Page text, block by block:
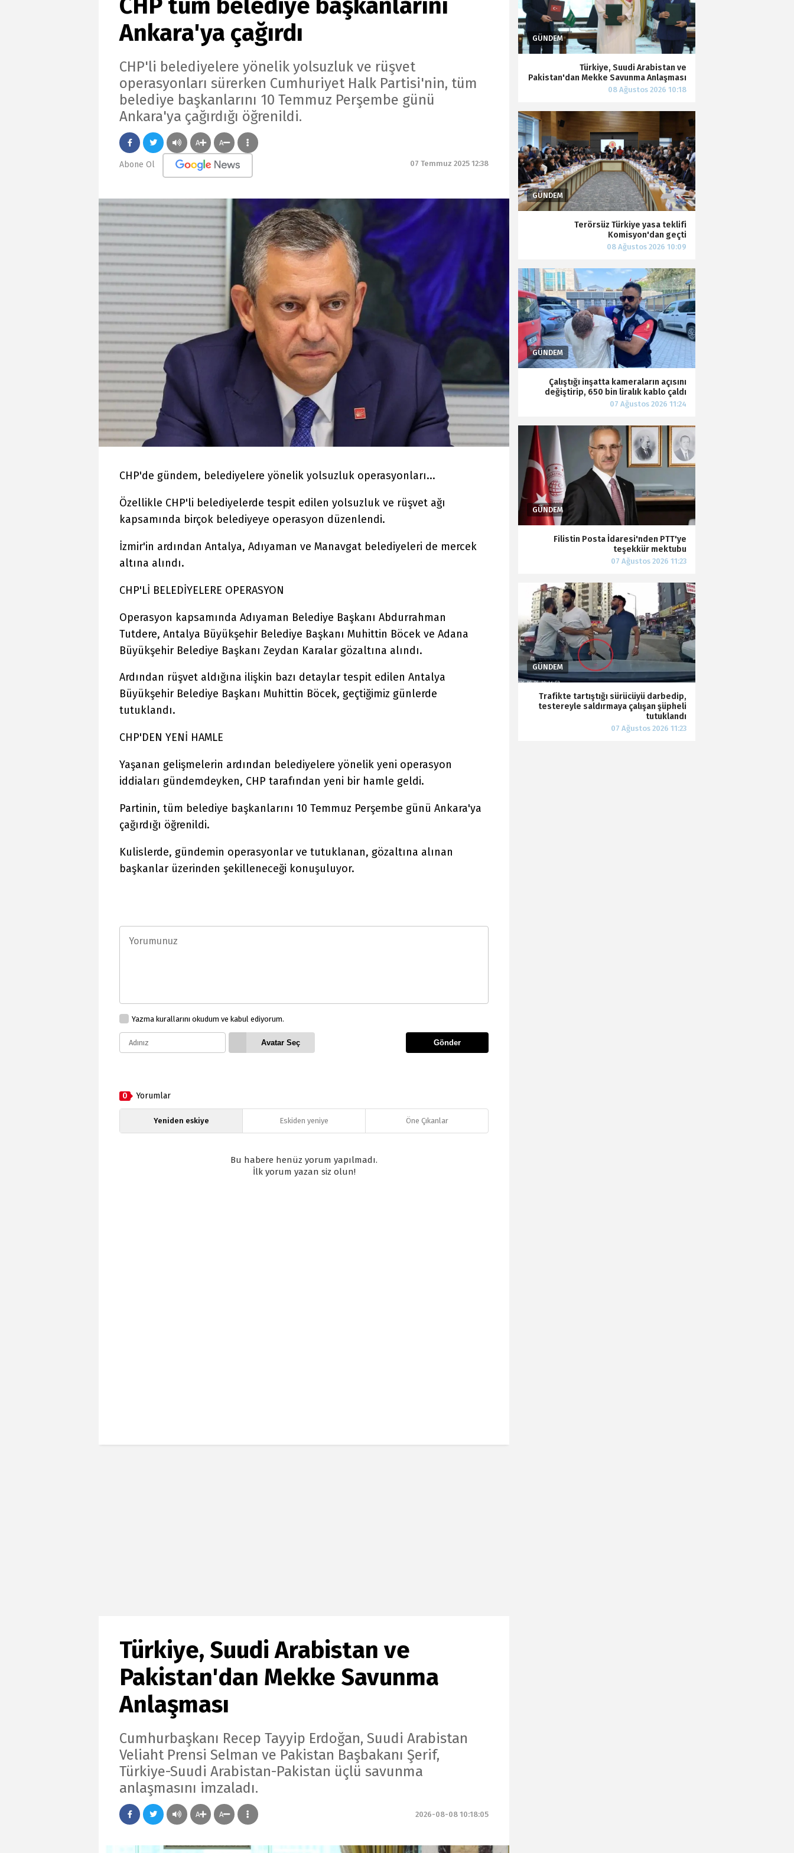
CHP tüm belediye başkanlarını
Ankara'ya çağırdı
CHP'li belediyelere yönelik yolsuzluk ve rüşvet
operasyonları sürerken Cumhuriyet Halk Partisi'nin, tüm
belediye başkanlarını 10 Temmuz Perşembe günü
Ankara'ya çağırdığı öğrenildi.
A A
Abone Ol 07 Temmuz 2025 12:38
CHP'de gündem, belediyelere yönelik yolsuzluk operasyonları...
Özellikle CHP'li belediyelerde tespit edilen yolsuzluk ve rüşvet ağı
kapsamında birçok belediyeye operasyon düzenlendi.
İzmir'in ardından Antalya, Adıyaman ve Manavgat belediyeleri de mercek
altına alındı.
CHP'Lİ BELEDİYELERE OPERASYON
Operasyon kapsamında Adıyaman Belediye Başkanı Abdurrahman
Tutdere, Antalya Büyükşehir Belediye Başkanı Muhittin Böcek ve Adana
Büyükşehir Belediye Başkanı Zeydan Karalar gözaltına alındı.
Ardından rüşvet aldığına ilişkin bazı detaylar tespit edilen Antalya
Büyükşehir Belediye Başkanı Muhittin Böcek, geçtiğimiz günlerde
tutuklandı.
CHP'DEN YENİ HAMLE
Yaşanan gelişmelerin ardından belediyelere yönelik yeni operasyon
iddiaları gündemdeyken, CHP tarafından yeni bir hamle geldi.
Partinin, tüm belediye başkanlarını 10 Temmuz Perşembe günü Ankara'ya
çağırdığı öğrenildi.
Kulislerde, gündemin operasyonlar ve tutuklanan, gözaltına alınan
başkanlar üzerinden şekilleneceği konuşuluyor.
Yazma kurallarını okudum ve kabul ediyorum.
Avatar Seç Gönder
0 Yorumlar
Yeniden eskiye Eskiden yeniye Öne Çıkanlar
Bu habere henüz yorum yapılmadı.
İlk yorum yazan siz olun!
Türkiye, Suudi Arabistan ve
Pakistan'dan Mekke Savunma
Anlaşması
Cumhurbaşkanı Recep Tayyip Erdoğan, Suudi Arabistan
Veliaht Prensi Selman ve Pakistan Başbakanı Şerif,
Türkiye-Suudi Arabistan-Pakistan üçlü savunma
anlaşmasını imzaladı.
A A 2026-08-08 10:18:05
Türkiye, Suudi Arabistan ve
Pakistan'dan Mekke Savunma Anlaşması
Terörsüz Türkiye yasa teklifi
Komisyon'dan geçti
Çalıştığı inşatta kameraların açısını
değiştirip, 650 bin liralık kablo çaldı
Filistin Posta İdaresi'nden PTT'ye
teşekkür mektubu
Trafikte tartıştığı sürücüyü darbedip,
testereyle saldırmaya çalışan şüpheli
tutuklandı